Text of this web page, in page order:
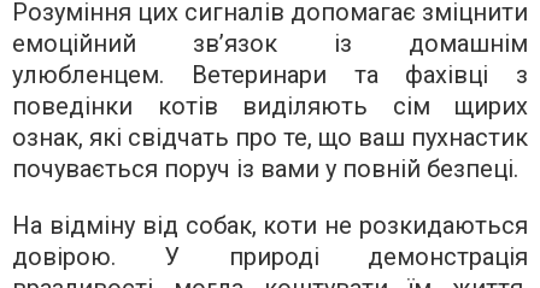
Розуміння цих сигналів допомагає зміцнити
емоційний зв’язок із домашнім
улюбленцем. Ветеринари та фахівці з
поведінки котів виділяють сім щирих
ознак, які свідчать про те, що ваш пухнастик
почувається поруч із вами у повній безпеці.
На відміну від собак, коти не розкидаються
довірою. У природі демонстрація